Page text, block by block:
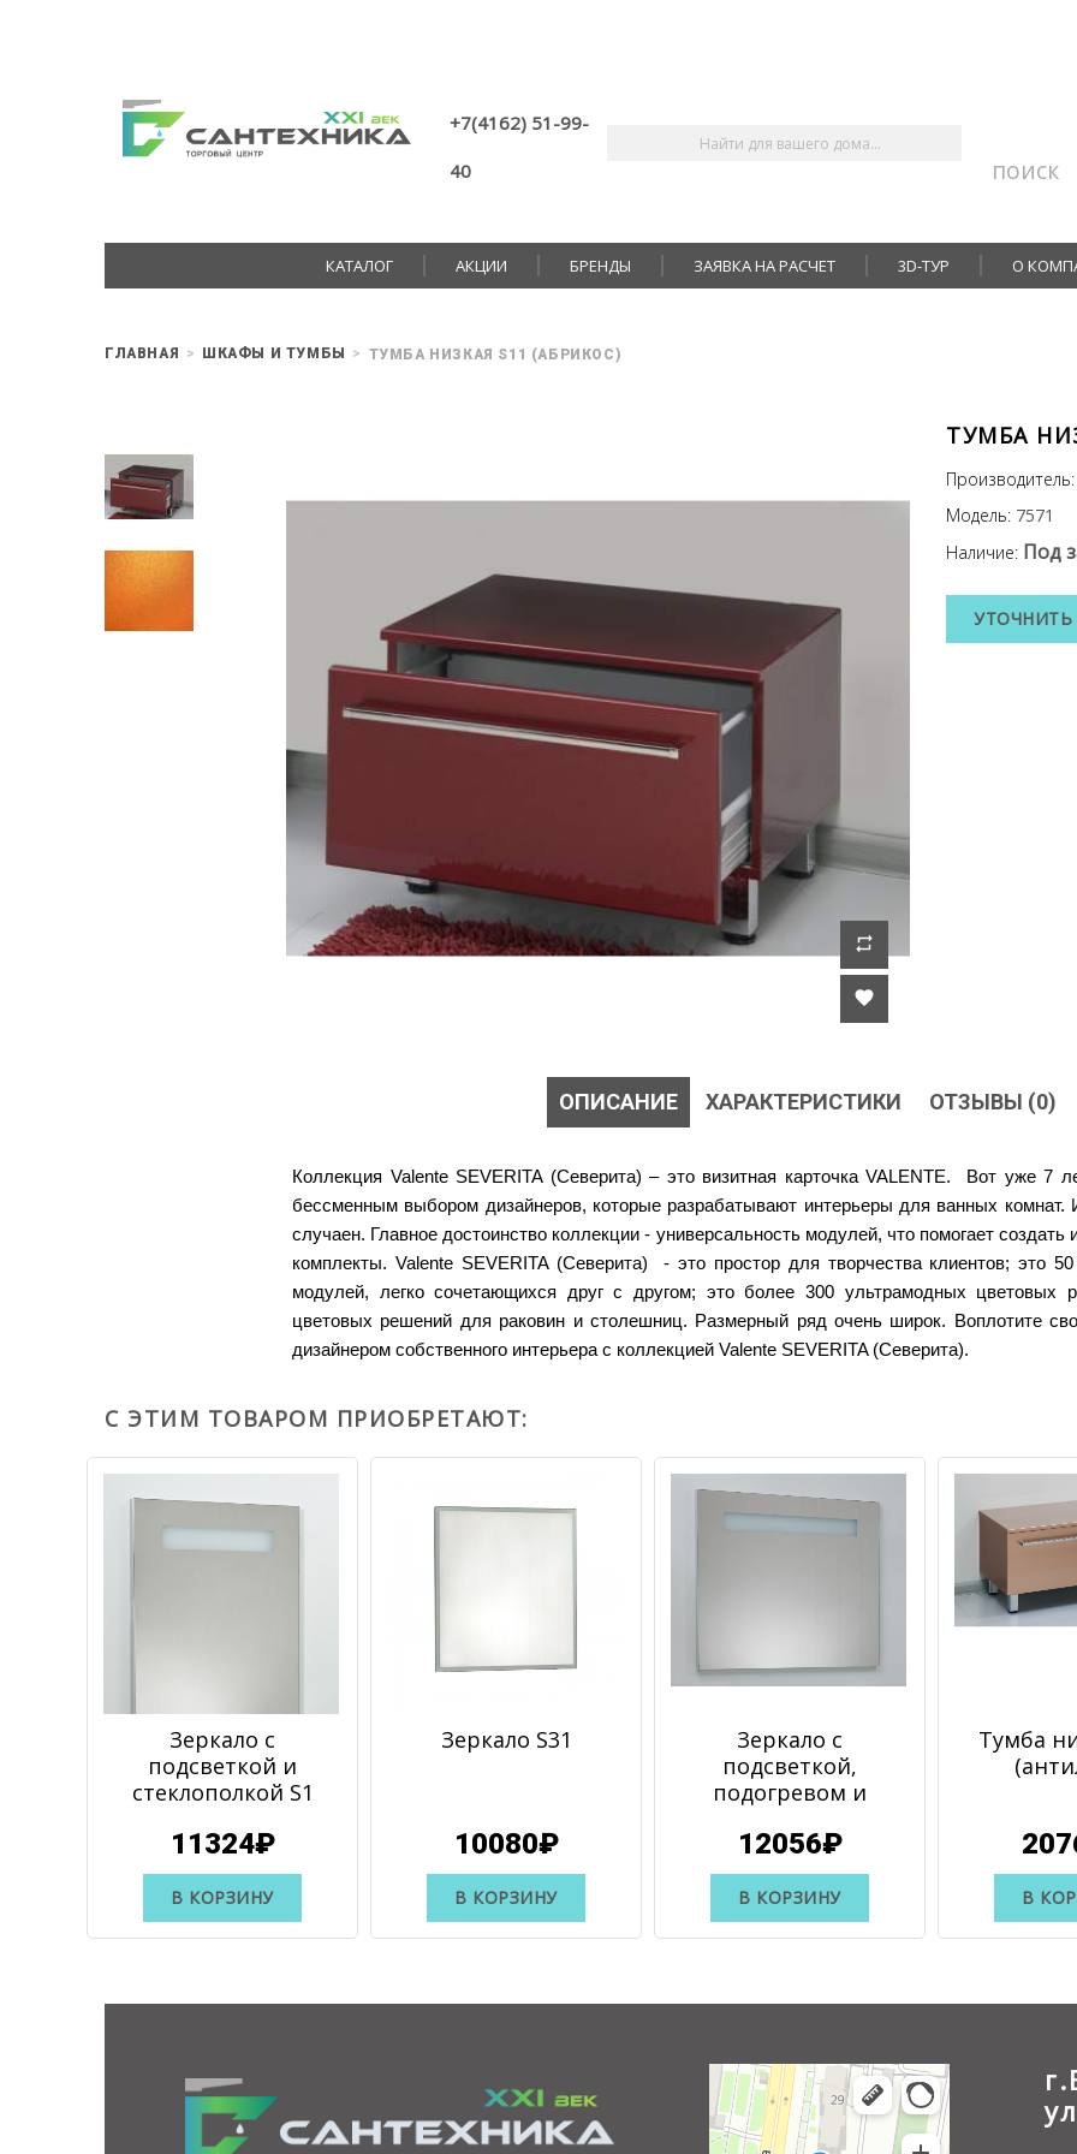
+7(4162) 51-99-
40
поиск
КАТАЛОГ АКЦИИ БРЕНДЫ ЗАЯВКА НА РАСЧЕТ 3D-ТУР О
ГЛАВНАЯ ШКАФЫ И ТУМБЫ ТУМБА НИЗКАЯ S11 (АБРИКОС)
ТУМБА
Производитель:
Модель: 7571
Наличие: Под
ОПИСАНИЕ ХАРАКТЕРИСТИКИ ОТЗЫВЫ (0)
Коллекция Valente SEVERITA (Северита) – это визитная карточка VALENTE. Вот уже 7
бессменным выбором дизайнеров, которые разрабатывают интерьеры для ванных комнат.
случаен. Главное достоинство коллекции - универсальность модулей, что помогает
комплекты. Valente SEVERITA (Северита) - это простор для творчества клиентов; это
модулей, легко сочетающихся друг с другом; это более 300 ультрамодных цветовых
цветовых решений для раковин и столешниц. Размерный ряд очень широк. Воплотите
дизайнером собственного интерьера с коллекцией Valente SEVERITA (Северита).
С ЭТИМ ТОВАРОМ ПРИОБРЕТАЮТ:
Зеркало с
подсветкой и
стеклополкой S1
11324₽
В КОРЗИНУ
Зеркало S31
10080₽
В КОРЗИНУ
Зеркало с
подсветкой,
подогревом и
12056₽
В КОРЗИНУ
Тумба
В